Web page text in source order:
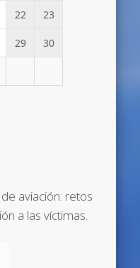
22 23
29 30
aviación: retos
a las víctimas.